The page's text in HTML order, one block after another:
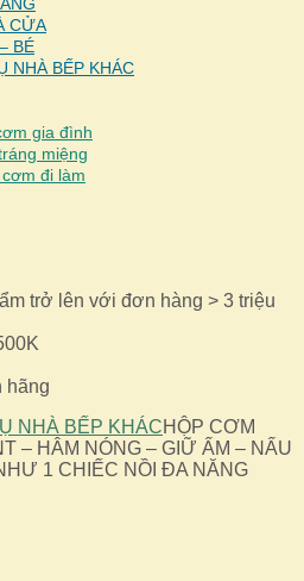
CỬA
BÉ
NHÀ BẾP KHÁC
gia đình
miệng
đi làm
trở lên với đơn hàng > 3 triệu
hãng
NHÀ BẾP KHÁCHỘP CƠM
– HÂM NÓNG – GIỮ ẤM – NẤU
1 CHIẾC NỒI ĐA NĂNG